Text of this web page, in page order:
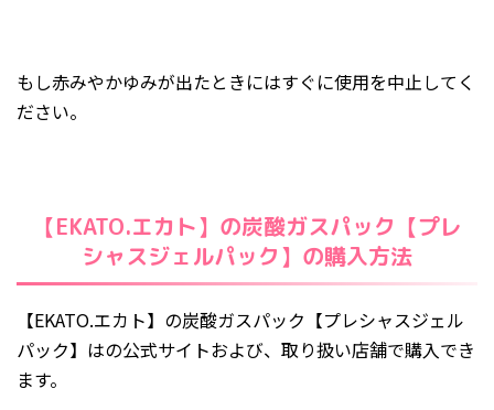
もし赤みやかゆみが出たときにはすぐに使用を中止してく
ださい。
【EKATO.エカト】の炭酸ガスパック【プレ
シャスジェルパック】の購入方法
【EKATO.エカト】の炭酸ガスパック【プレシャスジェル
パック】はの公式サイトおよび、取り扱い店舗で購入でき
ます。